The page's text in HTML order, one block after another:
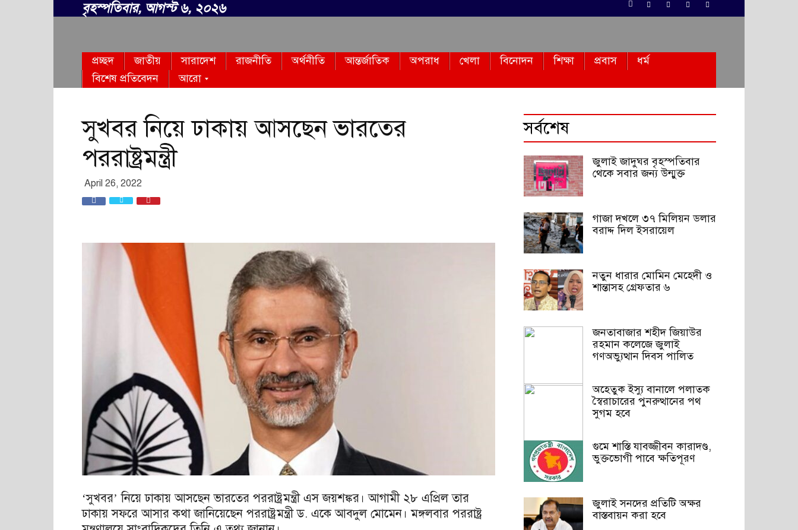
বৃহস্পতিবার, আগস্ট ৬, ২০২৬
বাংলা
প্রচ্ছদ জাতীয় সারাদেশ রাজনীতি অর্থনীতি আন্তর্জাতিক অপরাধ খেলা বিনোদন শিক্ষা প্রবাস
ধর্ম
বিশেষ প্রতিবেদন
আরো
সুখবর নিয়ে ঢাকায় আসছেন ভারতের
পররাষ্ট্রমন্ত্রী
April 26, 2022
‘সুখবর’ নিয়ে ঢাকায় আসছেন ভারতের পররাষ্ট্রমন্ত্রী এস জয়শঙ্কর। আগামী ২৮ এপ্রিল তার
ঢাকায় সফরে আসার কথা জানিয়েছেন পররাষ্ট্রমন্ত্রী ড. একে আবদুল মোমেন। মঙ্গলবার পররাষ্ট্র
সর্বশেষ
জুলাই জাদুঘর বৃহস্পতিবার
থেকে সবার জন্য উন্মুক্ত
গাজা দখলে ৩৭ মিলিয়ন ডলার
বরাদ্দ দিল ইসরায়েল
নতুন ধারার মোমিন মেহেদী ও
শান্তাসহ গ্রেফতার ৬
জনতাবাজার শহীদ জিয়াউর
রহমান কলেজে জুলাই
গণঅভ্যুত্থান দিবস পালিত
অহেতুক ইস্যু বানালে পলাতক
স্বৈরাচারের পুনরুত্থানের পথ
সুগম হবে
গুমে শাস্তি যাবজ্জীবন কারাদণ্ড,
ভুক্তভোগী পাবে ক্ষতিপূরণ
জুলাই সনদের প্রতিটি অক্ষর
বাস্তবায়ন করা হবে